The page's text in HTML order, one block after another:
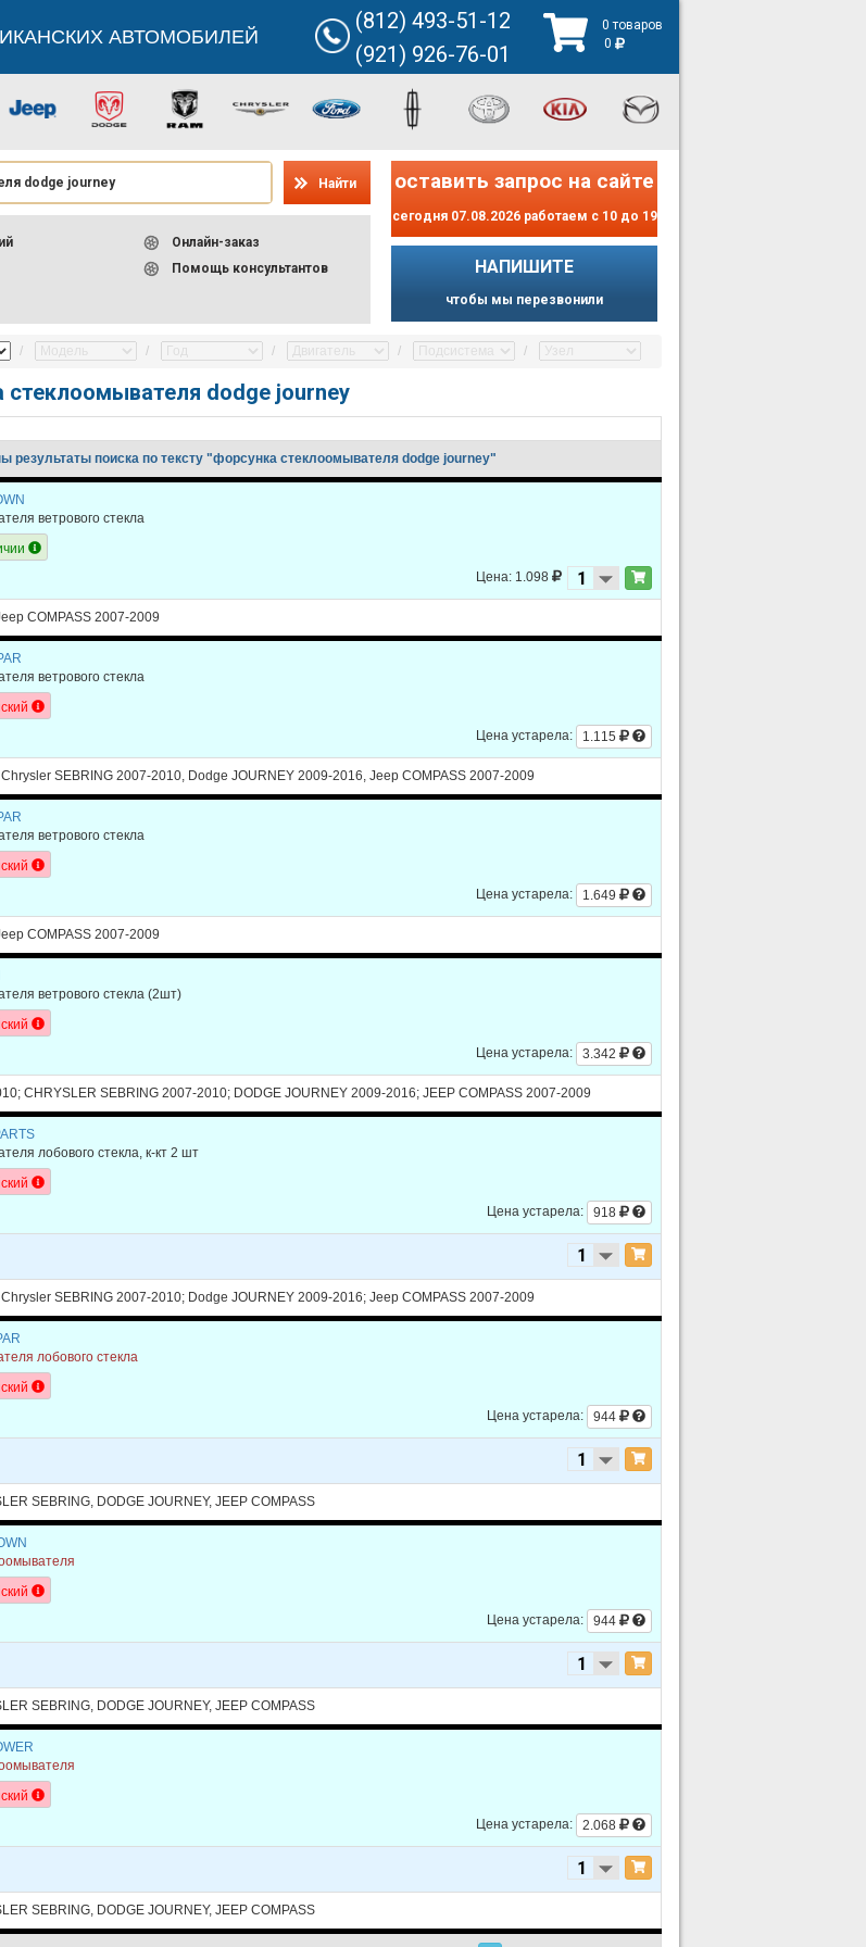
АВТОМОБИЛЕЙ
(812) 493-51-12
(921) 926-76-01
0 товаров
0
Найти
Онлайн-заказ
Помощь консультантов
оставить запрос на сайте
сегодня 07.08.2026 работаем с 10 до 19
НАПИШИТЕ
чтобы мы перезвонили
стеклоомывателя dodge journey
результаты поиска по тексту "форсунка стеклоомывателя dodge journey"
ветрового стекла
Цена: 1.098
COMPASS 2007-2009
ветрового стекла
Цена устарела:
1.115
SEBRING 2007-2010, Dodge JOURNEY 2009-2016, Jeep COMPASS 2007-2009
ветрового стекла
Цена устарела:
1.649
COMPASS 2007-2009
ветрового стекла (2шт)
Цена устарела:
3.342
CHRYSLER SEBRING 2007-2010; DODGE JOURNEY 2009-2016; JEEP COMPASS 2007-2009
лобового стекла, к-кт 2 шт
Цена устарела:
918
SEBRING 2007-2010; Dodge JOURNEY 2009-2016; Jeep COMPASS 2007-2009
лобового стекла
Цена устарела:
944
SEBRING, DODGE JOURNEY, JEEP COMPASS
Цена устарела:
944
SEBRING, DODGE JOURNEY, JEEP COMPASS
Цена устарела:
2.068
SEBRING, DODGE JOURNEY, JEEP COMPASS